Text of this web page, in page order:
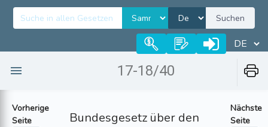
Suchen
17-18/40
Vorherige
Seite
Bundesgesetz über den
Nächste
Seite